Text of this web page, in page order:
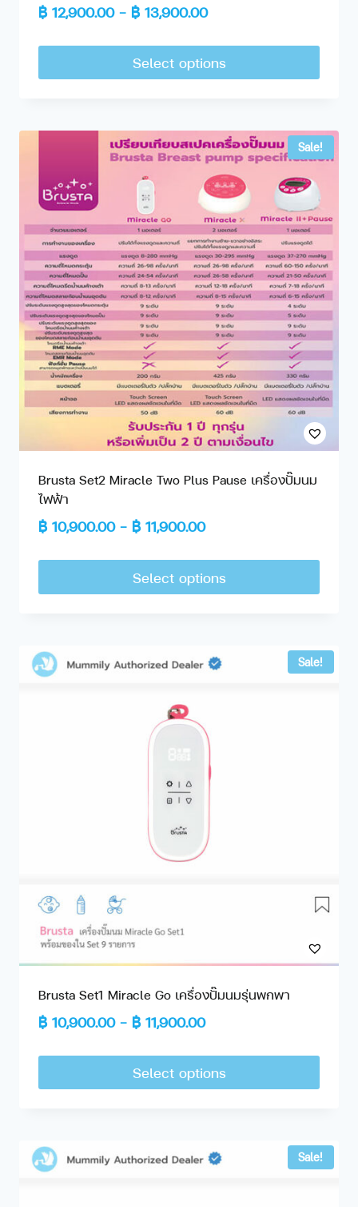
฿ 12,900.00 – ฿ 13,900.00
Select options
Sale!
Brusta Set2 Miracle Two Plus Pause เครื่องปั๊มนม
ไฟฟ้า
฿ 10,900.00 – ฿ 11,900.00
Select options
Sale!
Brusta Set1 Miracle Go เครื่องปั๊มนมรุ่นพกพา
฿ 10,900.00 – ฿ 11,900.00
Select options
Sale!